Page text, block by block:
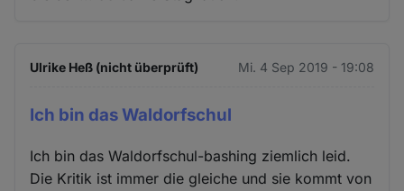
Ulrike Heß (nicht überprüft) Mi. 4 Sep 2019 - 19:08
Ich bin das Waldorfschul
Ich bin das Waldorfschul-bashing ziemlich leid.
Die Kritik ist immer die gleiche und sie kommt von